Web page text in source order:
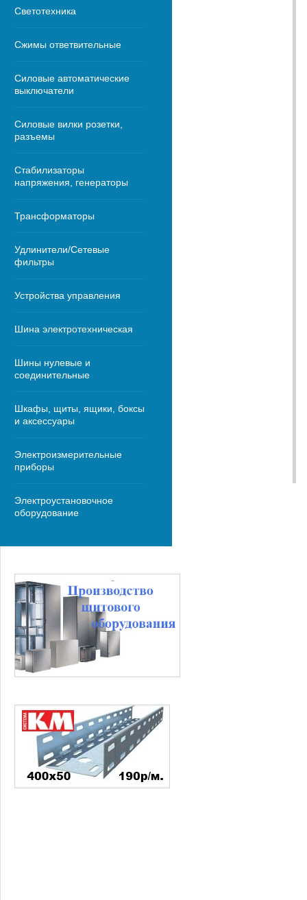
Светотехника
Сжимы ответвительные
Силовые автоматические
выключатели
Силовые вилки розетки,
разъемы
Стабилизаторы
напряжения, генераторы
Трансформаторы
Удлинители/Сетевые
фильтры
Устройства управления
Шина электротехническая
Шины нулевые и
соединительные
Шкафы, щиты, ящики, боксы
и аксессуары
Электроизмерительные
приборы
Электроустановочное
оборудование